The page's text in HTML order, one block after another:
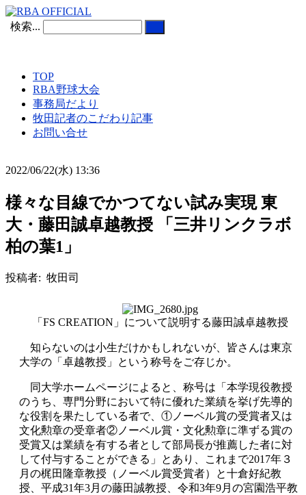
検索...
TOP
RBA野球大会
事務局だより
牧田記者のこだわり記事
お問い合せ
2022/06/22(水) 13:36
様々な目線でかつてない試み実現 東
大・藤田誠卓越教授 「三井リンクラボ
柏の葉1」
投稿者: 牧田司
「FS CREATION」について説明する藤田誠卓越教授
知らないのは小生だけかもしれないが、皆さんは東京
大学の「卓越教授」という称号をご存じか。
同大学ホームページによると、称号は「本学現役教授
のうち、専門分野において特に優れた業績を挙げ先導的
な役割を果たしている者で、①ノーベル賞の受賞者又は
文化勲章の受章者②ノーベル賞・文化勲章に準ずる賞の
受賞又は業績を有する者として部局長が推薦した者に対
して付与することができる」とあり、これまで2017年３
月の梶田隆章教授（ノーベル賞受賞者）と十倉好紀教
授、平成31年3月の藤田誠教授、令和3年9月の宮園浩平教